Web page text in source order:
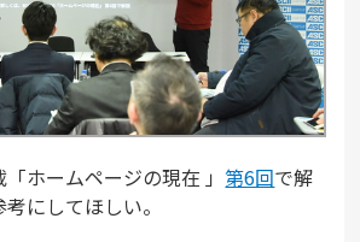
ホームページの現在 」第6回で解
にしてほしい。